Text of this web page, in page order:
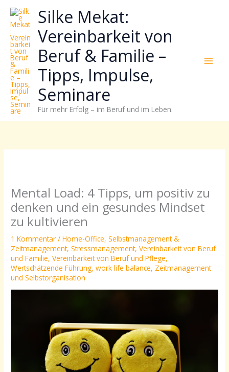
Zum
Inhalt
springen
Silke Mekat:
Vereinbarkeit von
Beruf & Familie –
Tipps, Impulse,
Seminare
Für mehr Erfolg – im Beruf und im Leben.
Mental Load: 4 Tipps, um positiv zu
denken und ein gesundes Mindset
zu kultivieren
1 Kommentar /Home-Office,Selbstmanagement &
Zeitmanagement,Stressmanagement,Vereinbarkeit von Beruf
und Familie,Vereinbarkeit von Beruf und Pflege,
Wertschätzende Führung,work life balance, Zeitmanagement
und Selbstorganisation
wie
sich
Stress
reduzieren
Energie
gezielter
einsetzen
lässt?
Einfach